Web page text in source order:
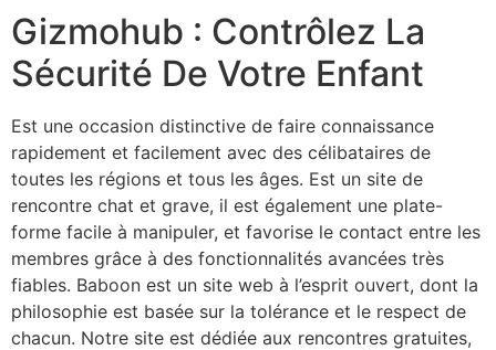
Gizmohub : Contrôlez La
Sécurité De Votre Enfant
Est une occasion distinctive de faire connaissance
rapidement et facilement avec des célibataires de
toutes les régions et tous les âges. Est un site de
rencontre chat et grave, il est également une plate-
forme facile à manipuler, et favorise le contact entre les
membres grâce à des fonctionnalités avancées très
fiables. Baboon est un site web à l’esprit ouvert, dont la
philosophie est basée sur la tolérance et le respect de
chacun. Notre site est dédiée aux rencontres gratuites,